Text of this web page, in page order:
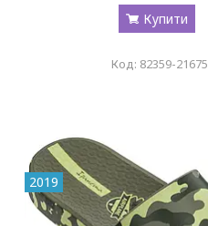
Купити
82359-21675
2019